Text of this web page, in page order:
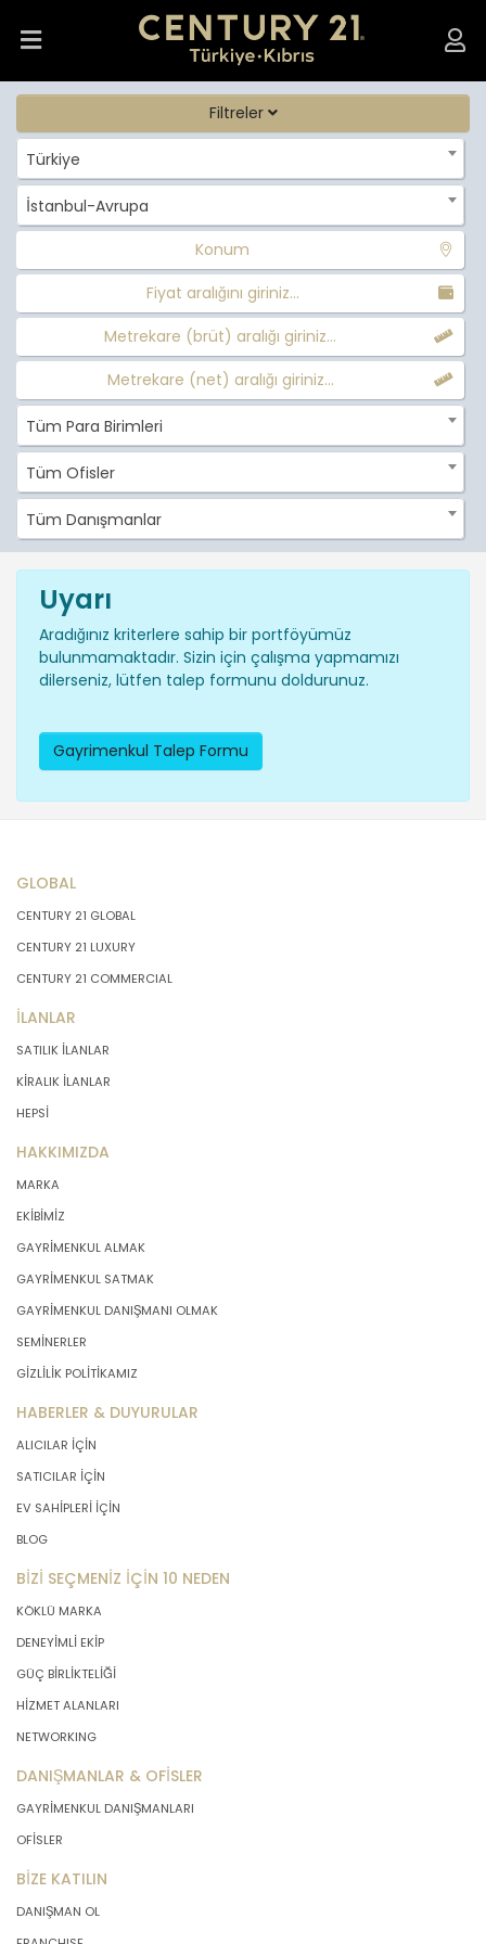
Filtreler
Türkiye
İstanbul-Avrupa
Konum
Fiyat aralığını giriniz...
Metrekare (brüt) aralığı giriniz...
Metrekare (net) aralığı giriniz...
Tüm Para Birimleri
Tüm Ofisler
Tüm Danışmanlar
Uyarı
Aradığınız kriterlere sahip bir portföyümüz
bulunmamaktadır. Sizin için çalışma yapmamızı
dilerseniz, lütfen talep formunu doldurunuz.
Gayrimenkul Talep Formu
GLOBAL
CENTURY 21 GLOBAL
CENTURY 21 LUXURY
CENTURY 21 COMMERCIAL
İLANLAR
SATILIK İLANLAR
KİRALIK İLANLAR
HEPSİ
HAKKIMIZDA
MARKA
EKİBİMİZ
GAYRİMENKUL ALMAK
GAYRİMENKUL SATMAK
GAYRİMENKUL DANIŞMANI OLMAK
SEMİNERLER
GİZLİLİK POLİTİKAMIZ
HABERLER & DUYURULAR
ALICILAR İÇİN
SATICILAR İÇİN
EV SAHİPLERİ İÇİN
BLOG
BİZİ SEÇMENİZ İÇİN 10 NEDEN
KÖKLÜ MARKA
DENEYİMLİ EKİP
GÜÇ BİRLİKTELİĞİ
HİZMET ALANLARI
NETWORKING
DANIŞMANLAR & OFİSLER
GAYRİMENKUL DANIŞMANLARI
OFİSLER
BİZE KATILIN
DANIŞMAN OL